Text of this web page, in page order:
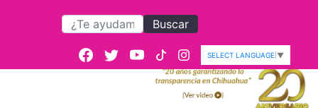
Buscar
SELECT LANGUAGE ▼